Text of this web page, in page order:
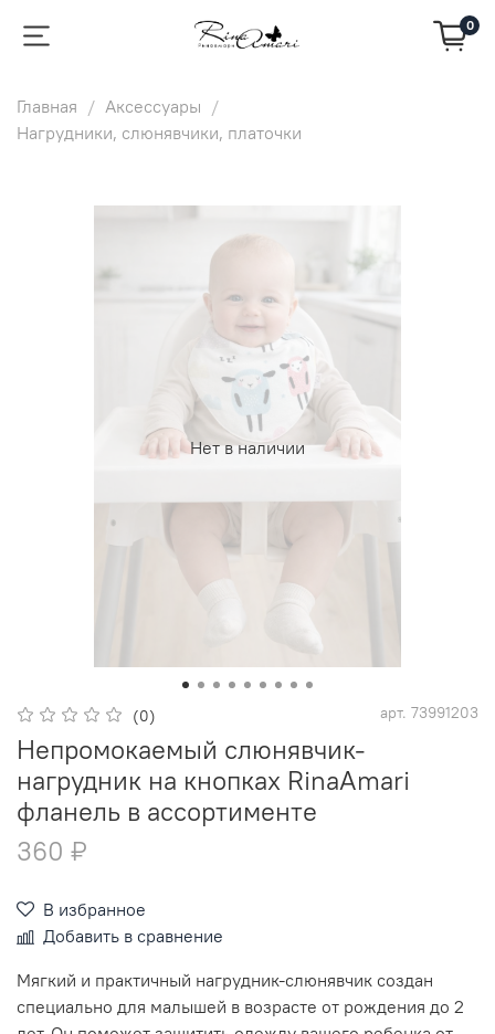
0
Главная
Аксессуары
Нагрудники, слюнявчики, платочки
Нет в наличии
(0) арт. 73991203
Непромокаемый слюнявчик-
нагрудник на кнопках RinaAmari
фланель в ассортименте
360 ₽
В избранное
Добавить в сравнение
Мягкий и практичный нагрудник-слюнявчик создан
специально для малышей в возрасте от рождения до 2